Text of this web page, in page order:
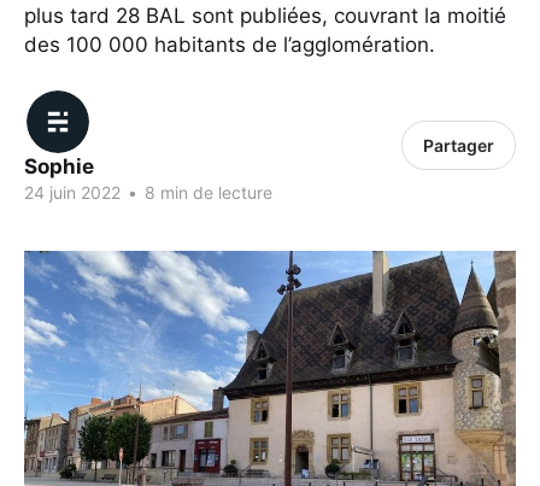
plus tard 28 BAL sont publiées, couvrant la moitié
des 100 000 habitants de l’agglomération.
Sophie
24 juin 2022 • 8 min de lecture
Partager